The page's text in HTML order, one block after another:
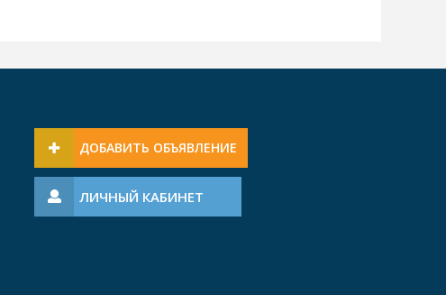
ДОБАВИТЬ ОБЪЯВЛЕНИЕ
ЛИЧНЫЙ КАБИНЕТ